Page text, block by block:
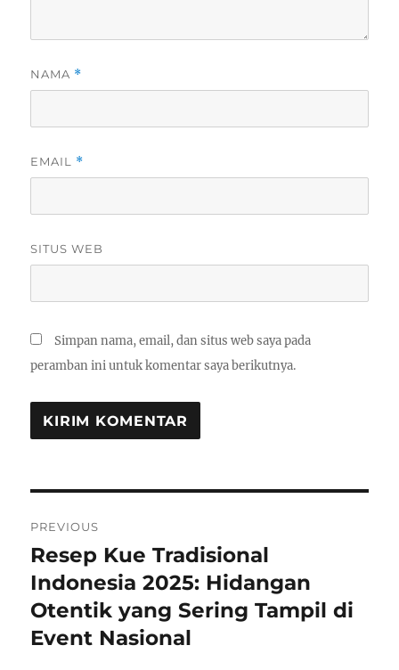
NAMA *
EMAIL *
SITUS WEB
Simpan nama, email, dan situs web saya pada
peramban ini untuk komentar saya berikutnya.
pos
PREVIOUS
Previous
post:
Resep Kue Tradisional
Indonesia 2025: Hidangan
Otentik yang Sering Tampil di
Event Nasional